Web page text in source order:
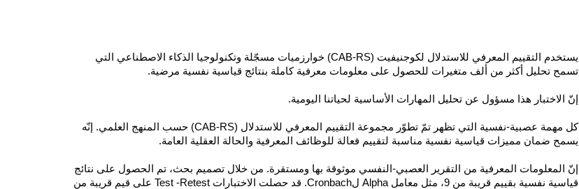
يستخدم التقييم المعرفي للاستدلال لكوجنيفيت (CAB-RS) خوارزميات مسجّلة وتكنولوجيا الذكاء الاصطناعي التي
تسمح تحليل أكثر من ألف متغيرات للحصول على معلومات معرفية كاملة بنتائج قياسية نفسية مرضية.
إنّ الاختبار هذا مسؤول عن تحليل المهارات الأساسية لحياتنا اليومية.
كل مهمة عصبية-نفسية التي تظهر تمّ تطوّر مجموعة التقييم المعرفي للاستدلال (CAB-RS) حسب المنهج العلمي
. إنّه
يسمح ضمان مميزات قياسية نفسية مناسبة لتقييم فعالة للوظائف المعرفية والحالة العقلية العامة.
إنّ المعلومات المعرفية من التقرير العصبي-النفسي موثوقة بها ومستقرة. من خلال تصميم بحث، تم الحصول على نتائج
قياسية نفسية بقييم قريبة من 9، مثل معامل Alpha لCronbach. قد حصلت الاختبارات Test -Retest على قيم قريبة من